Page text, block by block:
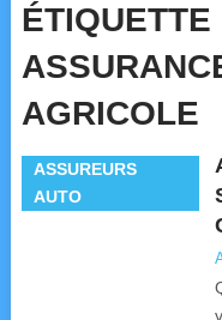
ÉTIQUETTE
AGRICOLE
ASSUREURS
AUTO